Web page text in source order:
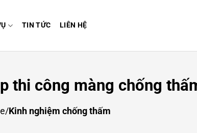
TIN TỨC LIÊN HỆ
thi công màng chống
/Kinh nghiệm chống thấm